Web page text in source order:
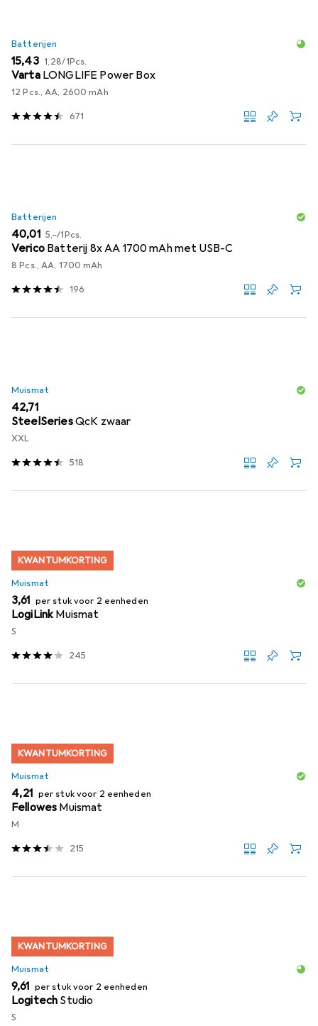
Batterijen
EUR
15,43 EUR
1,28/1Pcs.
Varta LONGLIFE Power Box
12 Pcs., AA, 2600 mAh
671
Batterijen
EUR
40,01 EUR
5,–/1Pcs.
Verico Batterij 8x AA 1700 mAh met USB-C
8 Pcs., AA, 1700 mAh
196
Muismat
EUR
42,71
SteelSeriesQcK zwaar
XXL
518
KWANTUMKORTING
Muismat
EUR
3,61 per stuk voor 2 eenheden
LogiLinkMuismat
S
245
KWANTUMKORTING
Muismat
EUR
4,21 per stuk voor 2 eenheden
Fellowes Muismat
M
215
KWANTUMKORTING
Muismat
EUR
9,61 per stuk voor 2 eenheden
Logitech Studio
S